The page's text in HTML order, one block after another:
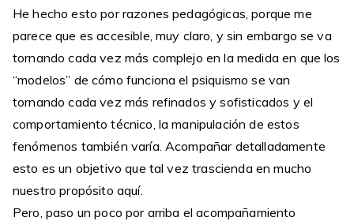
He hecho esto por razones pedagógicas, porque me
parece que es accesible, muy claro, y sin embargo se va
tornando cada vez más complejo en la medida en que los
“modelos” de cómo funciona el psiquismo se van
tornando cada vez más refinados y sofisticados y el
comportamiento técnico, la manipulación de estos
fenómenos también varía. Acompañar detalladamente
esto es un objetivo que tal vez trascienda en mucho
nuestro propósito aquí.
Pero, paso un poco por arriba el acompañamiento